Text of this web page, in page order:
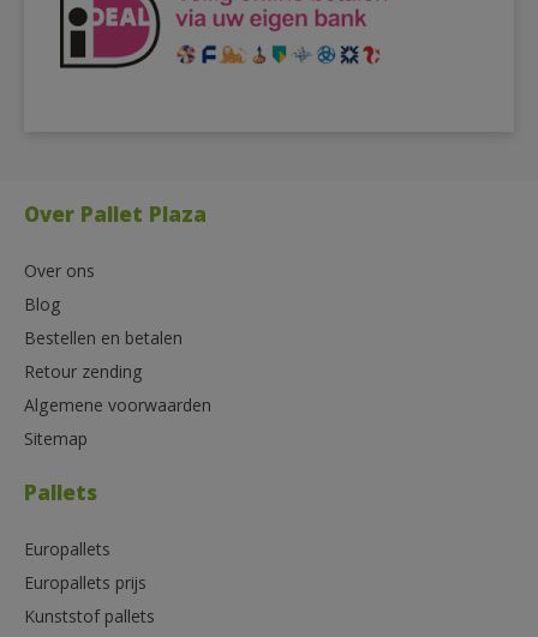
Over Pallet Plaza
Over ons
Blog
Bestellen en betalen
Retour zending
Algemene voorwaarden
Sitemap
Pallets
Europallets
Europallets prijs
Kunststof pallets